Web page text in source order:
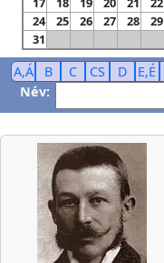
24
25 26 27 28 29
31
A,Á B C CS D E,É
Név: